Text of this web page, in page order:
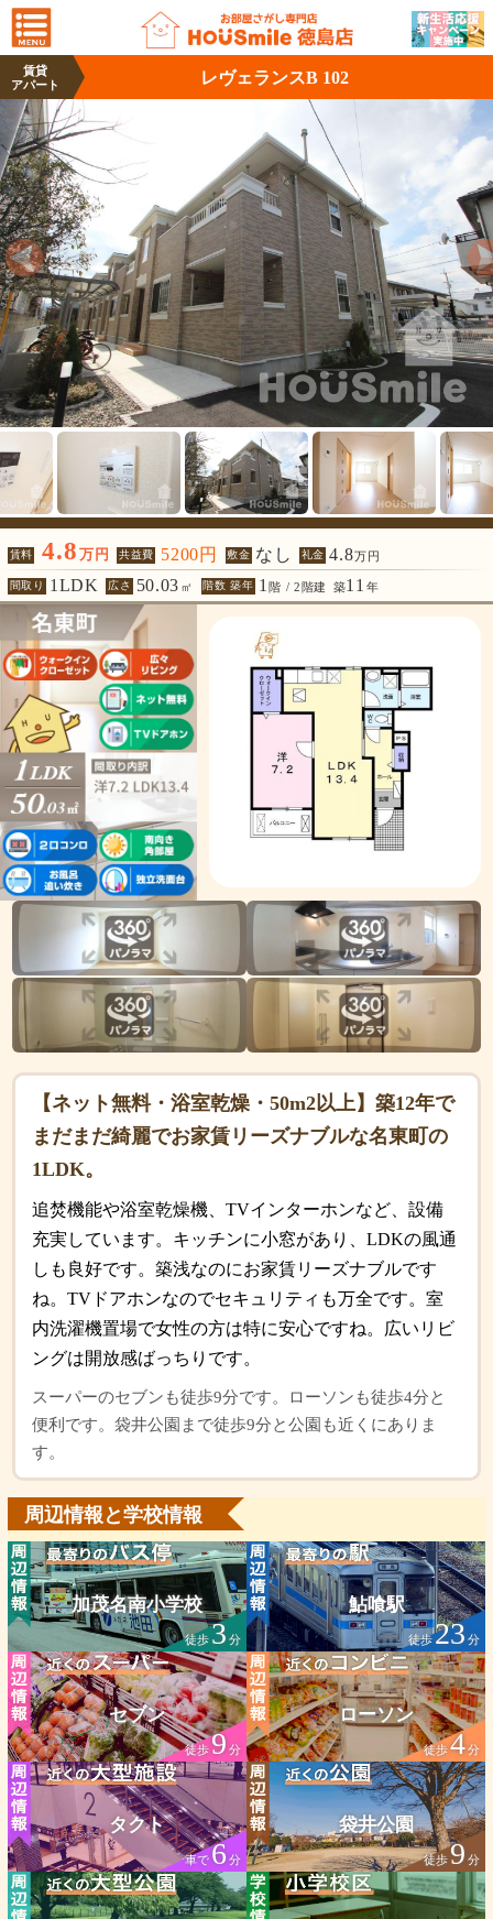
賃貸
アパート
レヴェランスB 102
賃料 4.8 万円 共益費 5200円 敷金 なし 礼金 4.8万円
間取り 1LDK 広さ 50.03 ㎡ 階数 築年 1 階 / 2階建 築11 年
【ネット無料・浴室乾燥・50m2以上】築12年で
まだまだ綺麗でお家賃リーズナブルな名東町の
1LDK。
追焚機能や浴室乾燥機、TVインターホンなど、設備
充実しています。キッチンに小窓があり、LDKの風通
しも良好です。築浅なのにお家賃リーズナブルです
ね。TVドアホンなのでセキュリティも万全です。室
内洗濯機置場で女性の方は特に安心ですね。広いリビ
ングは開放感ばっちりです。
スーパーのセブンも徒歩9分です。ローソンも徒歩4分と
便利です。袋井公園まで徒歩9分と公園も近くにありま
す。
周辺情報と学校情報
加茂名南小学校
徒歩3分
鮎喰駅
徒歩23 分
セブン
徒歩9分
ローソン
徒歩4分
タクト
車で6分
袋井公園
徒歩9 分